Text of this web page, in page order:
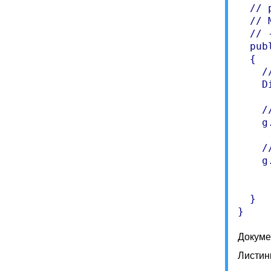
//
//
//
  {
  }